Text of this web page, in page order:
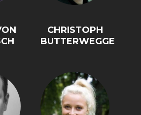
DER
CHRISTOPH
BUTTERWEGGE